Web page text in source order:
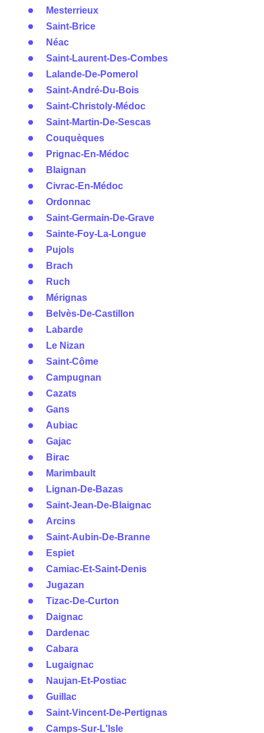
Mesterrieux
Saint-Brice
Néac
Saint-Laurent-Des-Combes
Lalande-De-Pomerol
Saint-André-Du-Bois
Saint-Christoly-Médoc
Saint-Martin-De-Sescas
Couquèques
Prignac-En-Médoc
Blaignan
Civrac-En-Médoc
Ordonnac
Saint-Germain-De-Grave
Sainte-Foy-La-Longue
Pujols
Brach
Ruch
Mérignas
Belvès-De-Castillon
Labarde
Le Nizan
Saint-Côme
Campugnan
Cazats
Gans
Aubiac
Gajac
Birac
Marimbault
Lignan-De-Bazas
Saint-Jean-De-Blaignac
Arcins
Saint-Aubin-De-Branne
Espiet
Camiac-Et-Saint-Denis
Jugazan
Tizac-De-Curton
Daignac
Dardenac
Cabara
Lugaignac
Naujan-Et-Postiac
Guillac
Saint-Vincent-De-Pertignas
Camps-Sur-L'Isle